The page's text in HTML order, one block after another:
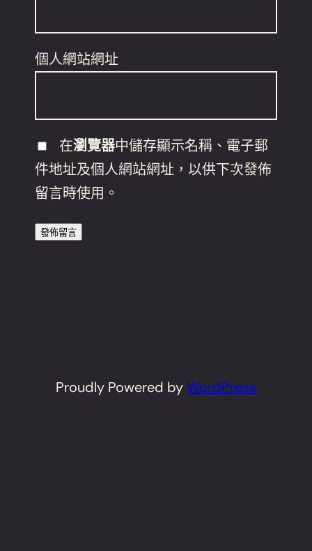
個人網站網址
在瀏覽器中儲存顯示名稱、電子郵
件地址及個人網站網址，以供下次發佈
留言時使用。
Proudly Powered byWordPress